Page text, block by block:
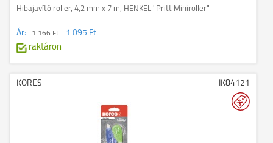
Hibajavító roller, 4,2 mm x 7 m, HENKEL "Pritt Miniroller"
Ár: 1 166 Ft
1 095 Ft
raktáron
KORES IK84121